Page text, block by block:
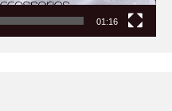
01:16